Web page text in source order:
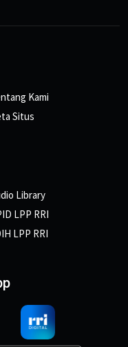
Kami
Situs
Library
LPP RRI
LPP RRI